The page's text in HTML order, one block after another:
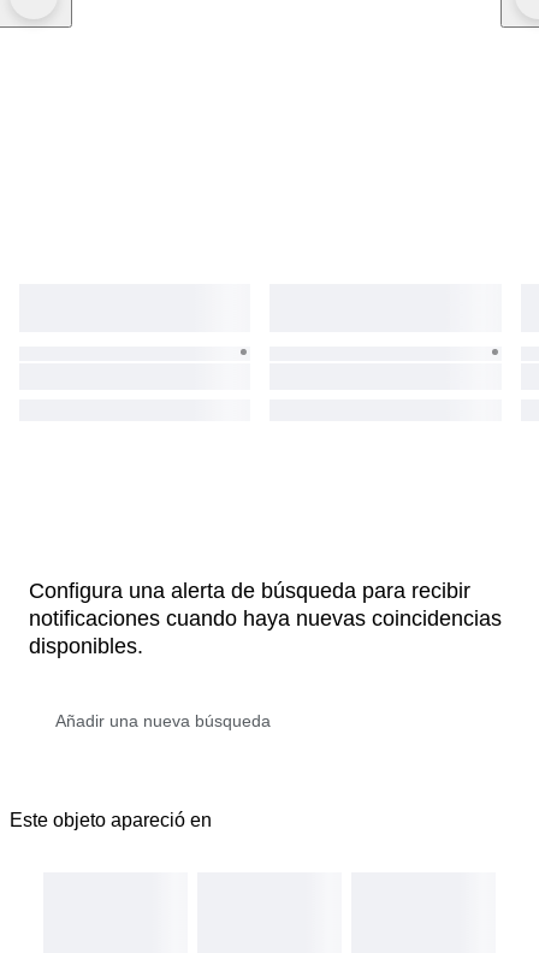
Configura una alerta de búsqueda para recibir
notificaciones cuando haya nuevas coincidencias
disponibles.
Este objeto apareció en